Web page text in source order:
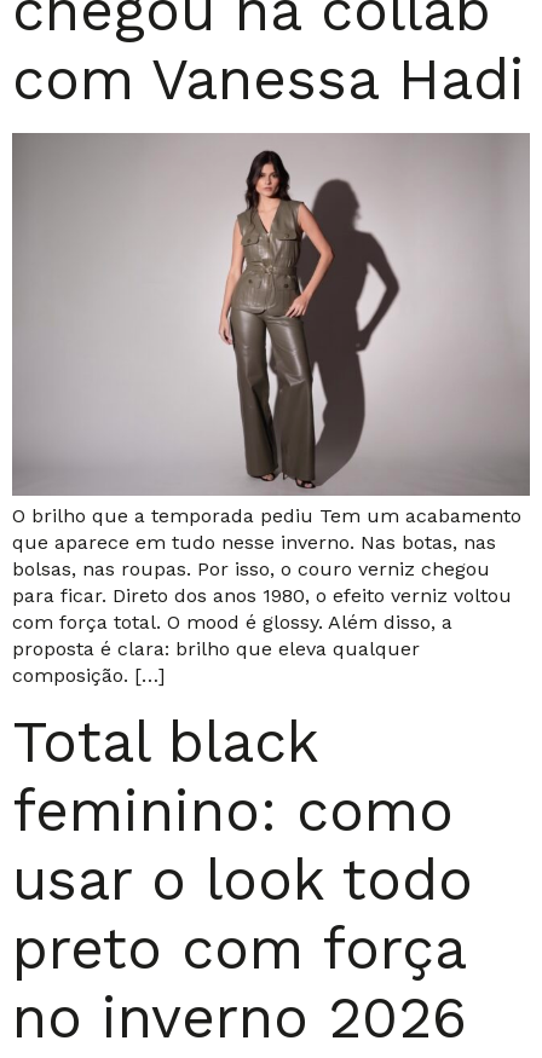
com Vanessa Hadi
O brilho que a temporada pediu Tem um acabamento
que aparece em tudo nesse inverno. Nas botas, nas
bolsas, nas roupas. Por isso, o couro verniz chegou
para ficar. Direto dos anos 1980, o efeito verniz voltou
com força total. O mood é glossy. Além disso, a
proposta é clara: brilho que eleva qualquer
composição. […]
Total black
feminino: como
usar o look todo
preto com força
no inverno 2026